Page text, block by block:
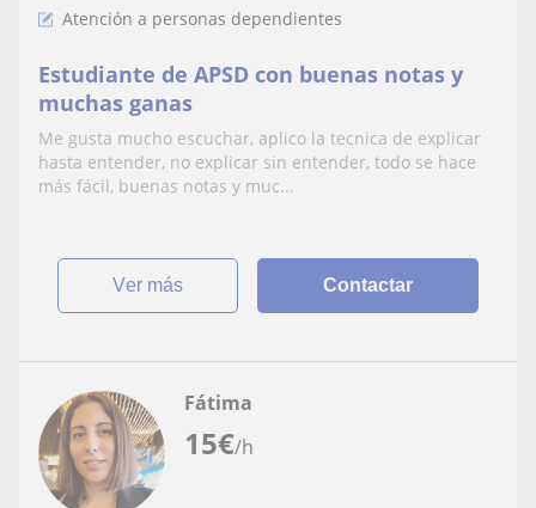
Atención a personas dependientes
Estudiante de APSD con buenas notas y
muchas ganas
Me gusta mucho escuchar, aplico la tecnica de explicar
hasta entender, no explicar sin entender, todo se hace
más fácil, buenas notas y muc...
ver más Contactar
15€/h
Fátima